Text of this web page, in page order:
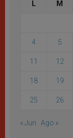
L M
4 5
11 12
18 19
25 26
« Jun Ago »